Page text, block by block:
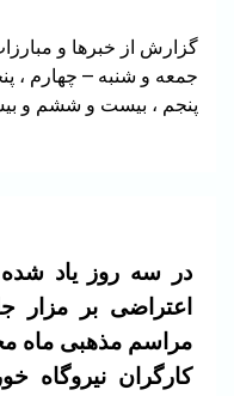
گزارش از خبرها و
جمعه و شنبه – چهارم ،
پنجم ، بیست و ششم و
در سه روز یاد
اعتراضی بر مزار
مراسم مذهبی ماه
کارگران نیروگاه